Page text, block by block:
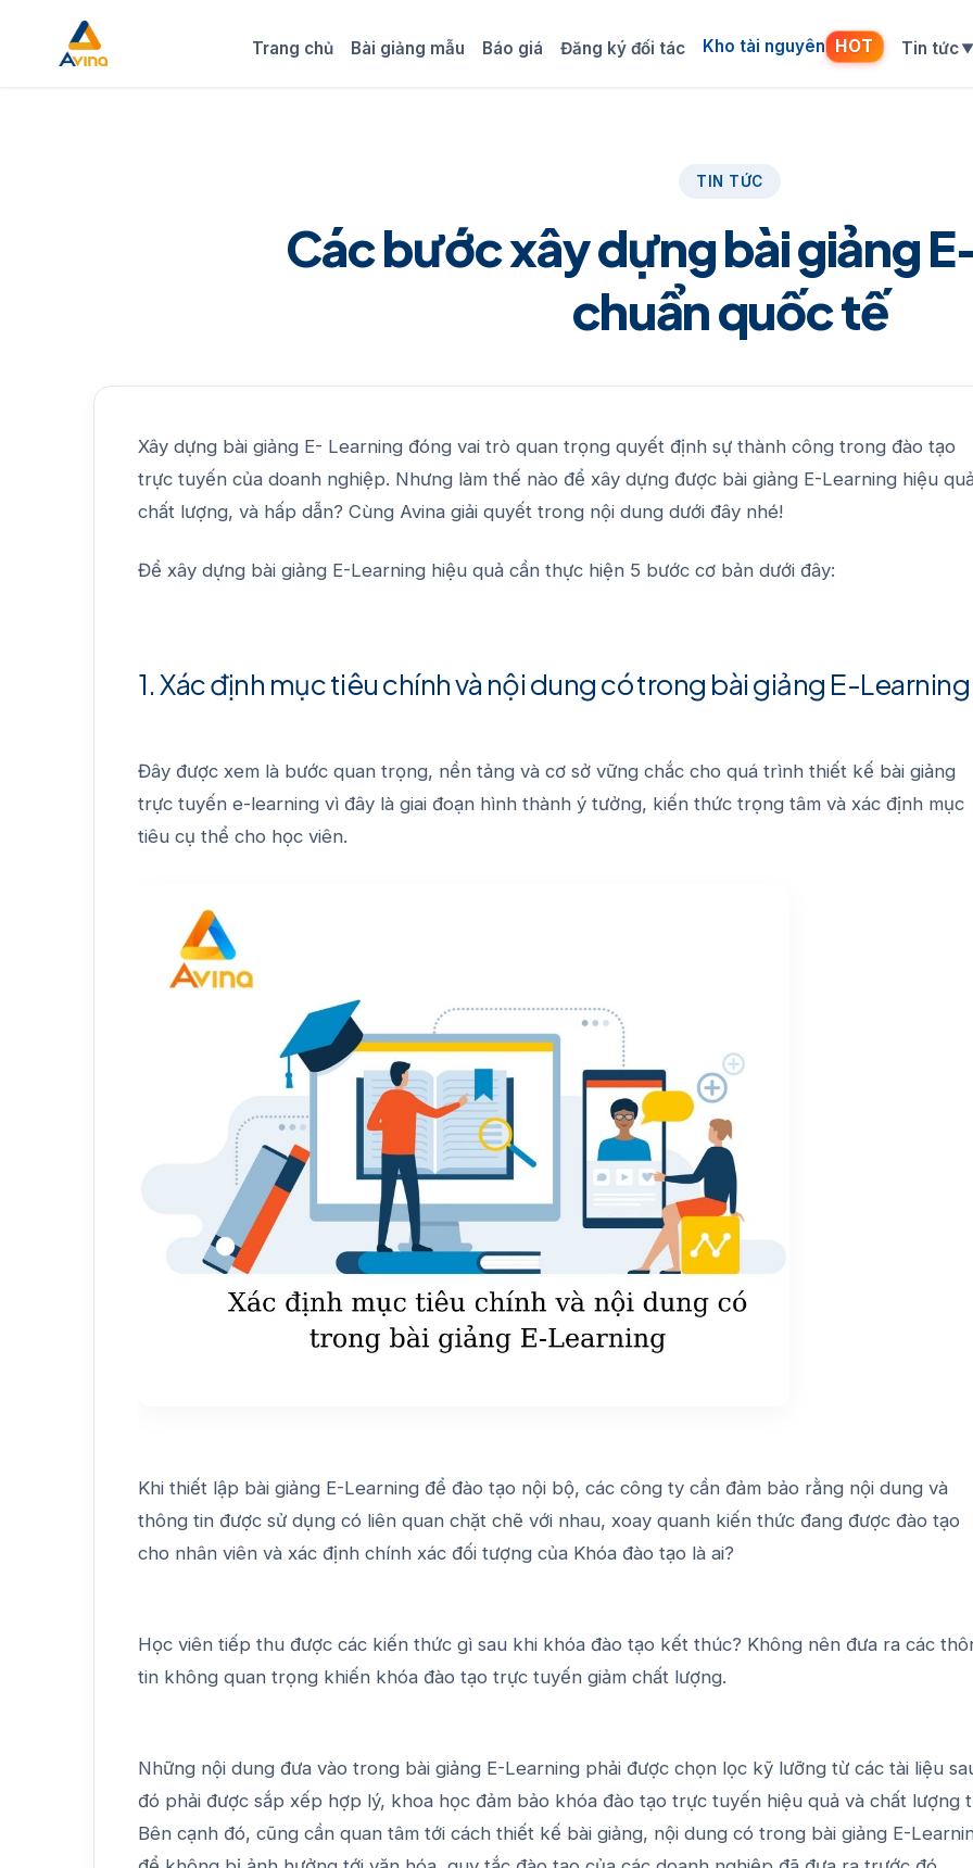
Trang chủ Bài giảng mẫu Báo giá Đăng ký đối tác Kho tài nguyên HOT Tin tức▼
TIN TỨC
Các bước xây dựng bài giảng
chuẩn quốc tế
Xây dựng bài giảng E- Learning đóng vai trò quan trọng quyết định sự thành công trong đào tạo
trực tuyến của doanh nghiệp. Nhưng làm thế nào để xây dựng được bài giảng E-Learning hiệu
chất lượng, và hấp dẫn? Cùng Avina giải quyết trong nội dung dưới đây nhé!
Để xây dựng bài giảng E-Learning hiệu quả cần thực hiện 5 bước cơ bản dưới đây:
1. Xác định mục tiêu chính và nội dung có trong bài giảng E-Learning
Đây được xem là bước quan trọng, nền tảng và cơ sở vững chắc cho quá trình thiết kế bài giảng
trực tuyến e-learning vì đây là giai đoạn hình thành ý tưởng, kiến ​​thức trọng tâm và xác định mục
tiêu cụ thể cho học viên.
Khi thiết lập bài giảng E-Learning để đào tạo nội bộ, các công ty cần đảm bảo rằng nội dung và
thông tin được sử dụng có liên quan chặt chẽ với nhau, xoay quanh kiến ​​thức đang được đào tạo
cho nhân viên và xác định chính xác đối tượng của Khóa đào tạo là ai?
Học viên tiếp thu được các kiến thức gì sau khi khóa đào tạo kết thúc? Không nên đưa ra các
tin không quan trọng khiến khóa đào tạo trực tuyến giảm chất lượng.
Những nội dung đưa vào trong bài giảng E-Learning phải được chọn lọc kỹ lưỡng từ các tài liệu
đó phải được sắp xếp hợp lý, khoa học đảm bảo khóa đào tạo trực tuyến hiệu quả và chất lượng
Bên cạnh đó, cũng cần quan tâm tới cách thiết kế bài giảng, nội dung có trong bài giảng E-